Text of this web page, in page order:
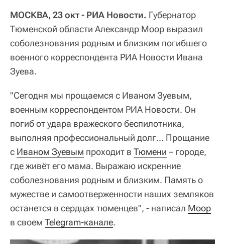
МОСКВА, 23 окт - РИА Новости. Губернатор
Тюменской области Александр Моор выразил
соболезнования родным и близким погибшего
военного корреспондента РИА Новости Ивана
Зуева.
"Сегодня мы прощаемся с Иваном Зуевым,
военным корреспондентом РИА Новости. Он
погиб от удара вражеского беспилотника,
выполняя профессиональный долг... Прощание
с Иваном Зуевым проходит в Тюмени – городе,
где живёт его мама. Выражаю искренние
соболезнования родным и близким. Память о
мужестве и самоотверженности наших земляков
останется в сердцах тюменцев", - написал Моор
в своем Telegram-канале.